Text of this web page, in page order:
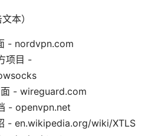
本）
- nordvpn.com
项目 -
- wireguard.com
- openvpn.net
- en.wikipedia.org/wiki/XTLS